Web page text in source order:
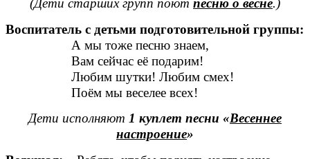
(Дети старших групп поют песню о весне.)
Воспитатель с детьми подготовительной группы:
А мы тоже песню знаем,
Вам сейчас её подарим!
Любим шутки! Любим смех!
Поём мы веселее всех!
Дети исполняют 1 куплет песни «Весеннее
настроение»